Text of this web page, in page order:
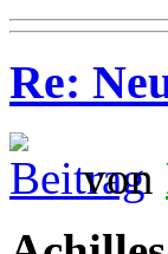
Re:
von